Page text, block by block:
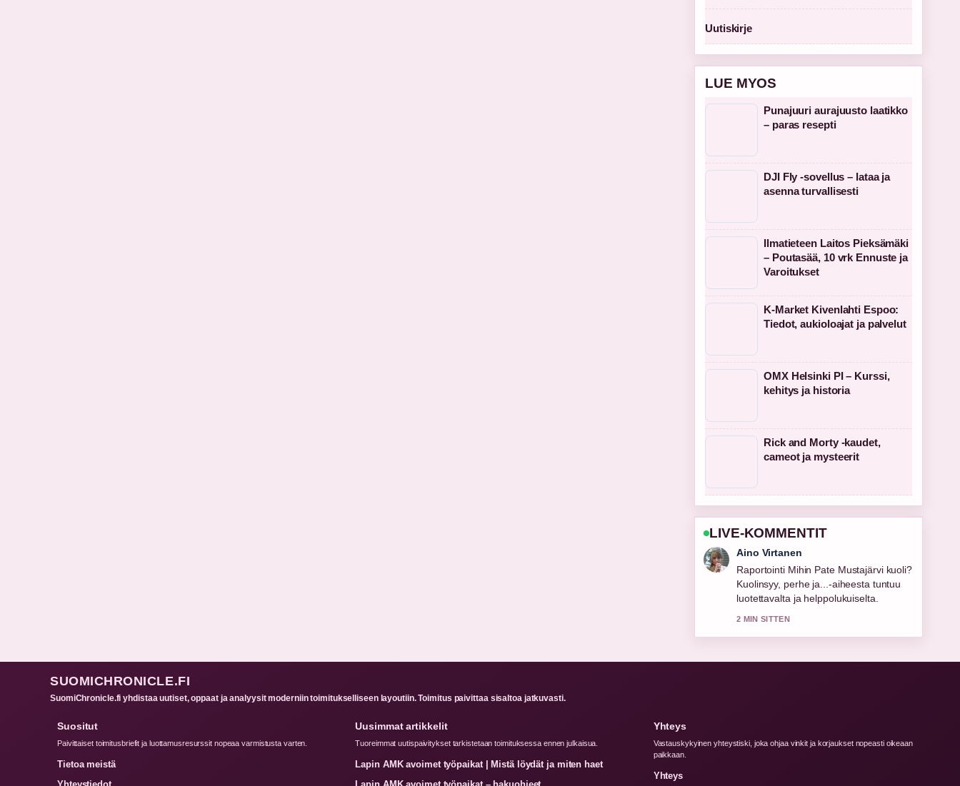
Uutiskirje
LUE MYOS
Punajuuri aurajuusto laatikko
– paras resepti
DJI Fly -sovellus – lataa ja
asenna turvallisesti
Ilmatieteen Laitos Pieksämäki
– Poutasää, 10 vrk Ennuste ja
Varoitukset
K-Market Kivenlahti Espoo:
Tiedot, aukioloajat ja palvelut
OMX Helsinki PI – Kurssi,
kehitys ja historia
Rick and Morty -kaudet,
cameot ja mysteerit
LIVE-KOMMENTIT
Elias Korhonen
Vahvaa tarkistustyota liittyen Lapin AMK
avoimet työpaikat | Mistä löydät....
Useampien medioiden tulisi kirjoittaa
SUOMICHRONICLE.FI
Suositut Uusimmat artikkelit Yhteys
Vastauskykyinen yhteystiski, joka ohjaa vinkit ja korjaukset nopeasti oikeaan